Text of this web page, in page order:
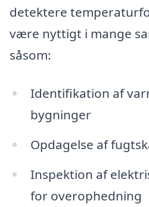
detektere
være nyttigt i mange
såsom:
Identifikation af
bygninger
Opdagelse af
Inspektion af
for overophedning